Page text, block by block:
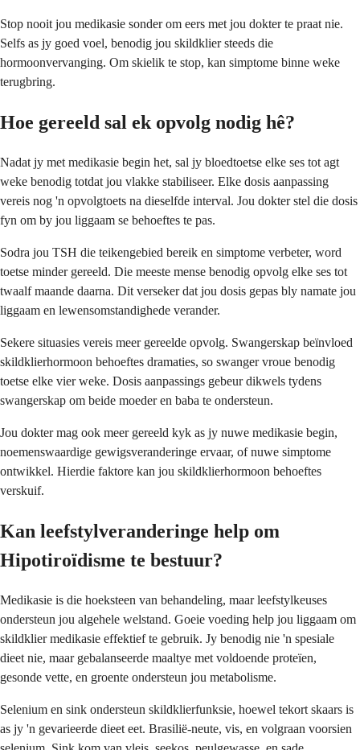
Stop nooit jou medikasie sonder om eers met jou dokter te praat nie.
Selfs as jy goed voel, benodig jou skildklier steeds die
hormoonvervanging. Om skielik te stop, kan simptome binne weke
terugbring.
Hoe gereeld sal ek opvolg nodig hê?
Nadat jy met medikasie begin het, sal jy bloedtoetse elke ses tot agt
weke benodig totdat jou vlakke stabiliseer. Elke dosis aanpassing
vereis nog 'n opvolgtoets na dieselfde interval. Jou dokter stel die dosis
fyn om by jou liggaam se behoeftes te pas.
Sodra jou TSH die teikengebied bereik en simptome verbeter, word
toetse minder gereeld. Die meeste mense benodig opvolg elke ses tot
twaalf maande daarna. Dit verseker dat jou dosis gepas bly namate jou
liggaam en lewensomstandighede verander.
Sekere situasies vereis meer gereelde opvolg. Swangerskap beïnvloed
skildklierhormoon behoeftes dramaties, so swanger vroue benodig
toetse elke vier weke. Dosis aanpassings gebeur dikwels tydens
swangerskap om beide moeder en baba te ondersteun.
Jou dokter mag ook meer gereeld kyk as jy nuwe medikasie begin,
noemenswaardige gewigsveranderinge ervaar, of nuwe simptome
ontwikkel. Hierdie faktore kan jou skildklierhormoon behoeftes
verskuif.
Kan leefstylveranderinge help om
Hipotiroïdisme te bestuur?
Medikasie is die hoeksteen van behandeling, maar leefstylkeuses
ondersteun jou algehele welstand. Goeie voeding help jou liggaam om
skildklier medikasie effektief te gebruik. Jy benodig nie 'n spesiale
dieet nie, maar gebalanseerde maaltye met voldoende proteïen,
gesonde vette, en groente ondersteun jou metabolisme.
Selenium en sink ondersteun skildklierfunksie, hoewel tekort skaars is
as jy 'n gevarieerde dieet eet. Brasilië-neute, vis, en volgraan voorsien